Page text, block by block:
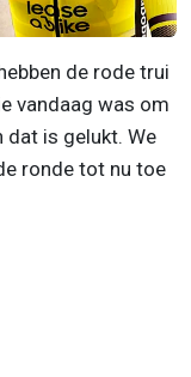
de rode trui
vandaag was om
is gelukt. We
ronde tot nu toe